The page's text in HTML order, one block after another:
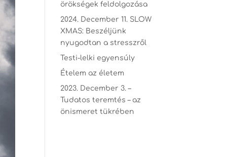
örökségek feldolgozása
2024. December 11. SLOW
XMAS: Beszéljünk
nyugodtan a stresszről
Testi-lelki egyensúly
Ételem az életem
2023. December 3. –
Tudatos teremtés – az
önismeret tükrében